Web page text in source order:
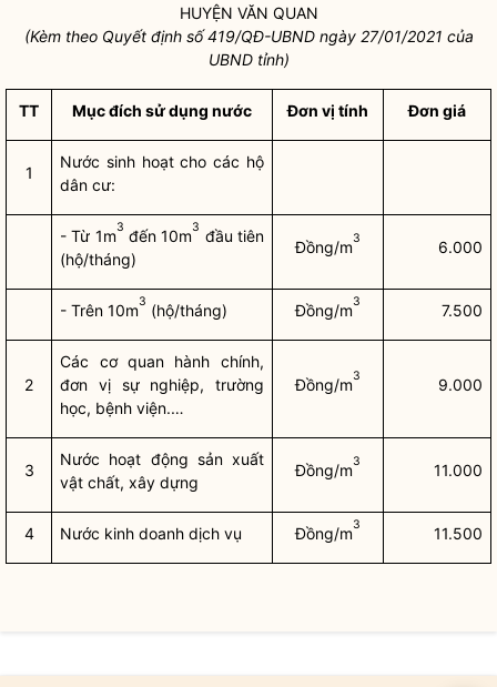
HUYỆN VĂN QUAN
(Kèm theo Quyết định số 419/QĐ-UBND ngày 27/01/2021 của
UBND tỉnh)
TT Mục đích sử dụng nước Đơn vị tính Đơn giá
1
Nước sinh hoạt cho các hộ
dân cư:
- Từ 1m3 đến 10m3 đầu tiên
(hộ/tháng)
Đồng/m3 6.000
- Trên 10m3 (hộ/tháng) Đồng/m3 7.500
2
Các cơ quan hành chính,
đơn vị sự nghiệp, trường
học, bệnh viện.…
Đồng/m3 9.000
3
Nước hoạt động sản xuất
vật chất, xây dựng
Đồng/m3 11.000
4 Nước kinh doanh dịch vụ Đồng/m3 11.500